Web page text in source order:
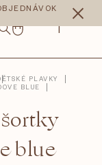
NÁKUPNÝ
CZK EUR
PLAVKY
BLUE
blue